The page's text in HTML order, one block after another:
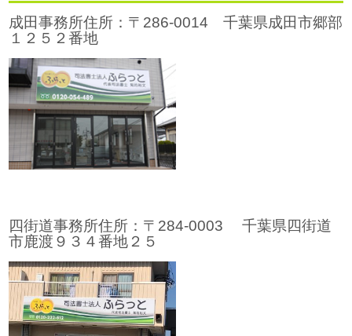
成田事務所住所：〒286-0014 千葉県成田市郷部
１２５２番地
四街道事務所住所：〒284-0003 千葉県四街道
市鹿渡９３４番地２５